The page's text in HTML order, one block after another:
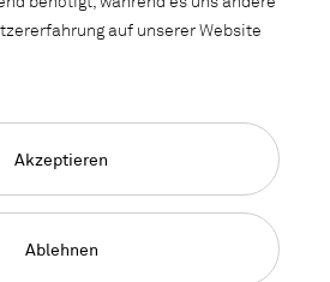
- Yanos
auf unserer Website
Ablehnen
Akzeptieren